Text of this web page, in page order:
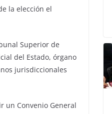
la elección el
Superior de
del Estado, órgano
jurisdiccionales
un Convenio General